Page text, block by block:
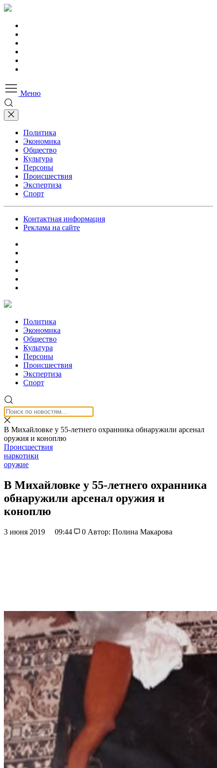
Меню
Политика
Экономика
Общество
Культура
Персоны
Происшествия
Экспертиза
Спорт
Контактная информация
Реклама на сайте
Политика
Экономика
Общество
Культура
Персоны
Происшествия
Экспертиза
Спорт
В Михайловке у 55-летнего охранника обнаружили арсенал
оружия и коноплю
Происшествия
наркотики
оружие
В Михайловке у 55-летнего охранника
обнаружили арсенал оружия и
коноплю
3 июня 2019 09:44 0 Автор: Полина Макарова